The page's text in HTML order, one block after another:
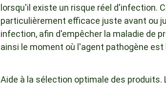
lorsqu'il existe un risque réel d'infection.
particulièrement efficace juste avant ou
infection, afin d'empêcher la maladie de
ainsi le moment où l'agent pathogène est
Aide à la sélection optimale des produits.